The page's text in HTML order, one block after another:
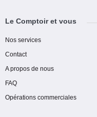
Le Comptoir et vous
Nos services
Contact
A propos de nous
FAQ
Opérations commerciales